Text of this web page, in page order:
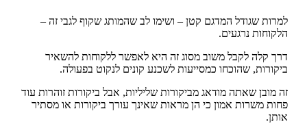
למרות שגודל המדגם קטן – ושימו לב שהמותג שקוף לגבי זה –
הלקוחות נרגעים.
דרך קלה לקבל משוב מסוג זה היא לאפשר ללקוחות להשאיר
ביקורות, שהוכחו כמסייעות לשכנע קונים לנקוט בפעולה.
זה מובן שאתה מודאג מביקורות שליליות, אבל ביקורות זוהרות עוד
פחות משרות אמון כי הן מראות שאינך עורך ביקורות או מסתיר
אותן.